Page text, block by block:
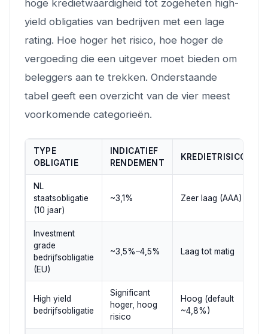
hoge kredietwaardigheid tot zogeheten high-
yield obligaties van bedrijven met een lage
rating. Hoe hoger het risico, hoe hoger de
vergoeding die een uitgever moet bieden om
beleggers aan te trekken. Onderstaande
tabel geeft een overzicht van de vier meest
voorkomende categorieën.
TYPE
OBLIGATIE
INDICATIEF
RENDEMENT
KREDIETRISICO
NL
staatsobligatie
(10 jaar)
~3,1% Zeer laag (AAA)
Investment
grade
bedrijfsobligatie
(EU)
~3,5%–4,5% Laag tot matig
High yield
bedrijfsobligatie
Significant
hoger, hoog
risico
Hoog (default
~4,8%)